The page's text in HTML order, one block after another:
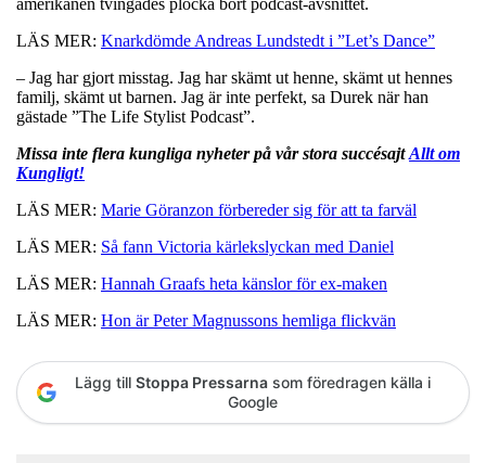
LÄS MER: Knarkdömde Andreas Lundstedt i ”Let’s Dance”
– Jag har gjort misstag. Jag har skämt ut henne, skämt ut hennes
familj, skämt ut barnen. Jag är inte perfekt, sa Durek när han
gästade ”The Life Stylist Podcast”.
Missa inte flera kungliga nyheter på vår stora succésajtAllt om
Kungligt!
LÄS MER: Marie Göranzon förbereder sig för att ta farväl
LÄS MER: Så fann Victoria kärlekslyckan med Daniel
LÄS MER: Hannah Graafs heta känslor för ex-maken
LÄS MER: Hon är Peter Magnussons hemliga flickvän
Lägg till Stoppa Pressarna som föredragen källa i
Google